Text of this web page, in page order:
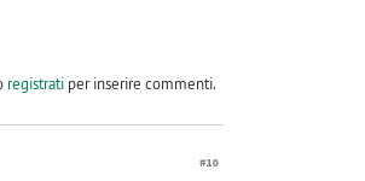
registratiper inserire commenti.
#10